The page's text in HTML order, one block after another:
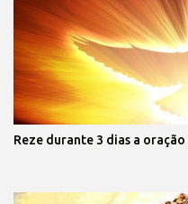
Reze durante 3 dias a